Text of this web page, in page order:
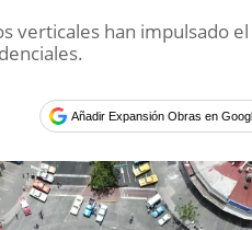
verticales han impulsado
Añadir Expansión Obras en